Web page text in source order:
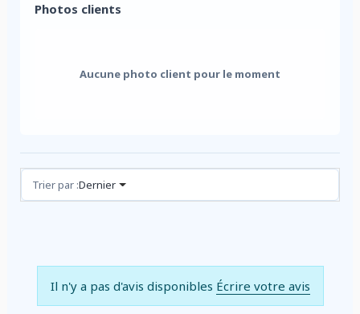
Photos clients
Aucune photo client pour le moment
Avis (0)
Trier par :Dernier
Il n'y a pas d'avis disponibles Écrire votre avis